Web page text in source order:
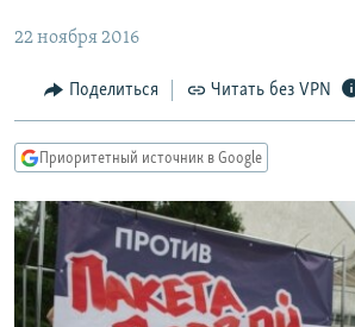
Вернутся
Вернутся
поиску
МНЕНИЯ
КУЛЬТУРА
КАВКАЗ.РЕАЛИИ
СЕВЕР.РЕАЛИИ
СИБИРЬ.РЕАЛИИ
РАСПИСАНИЕ ВЕЩАНИЯ
22 ноября 2016
Поделиться Читать без VPN
Приоритетный источник в Google